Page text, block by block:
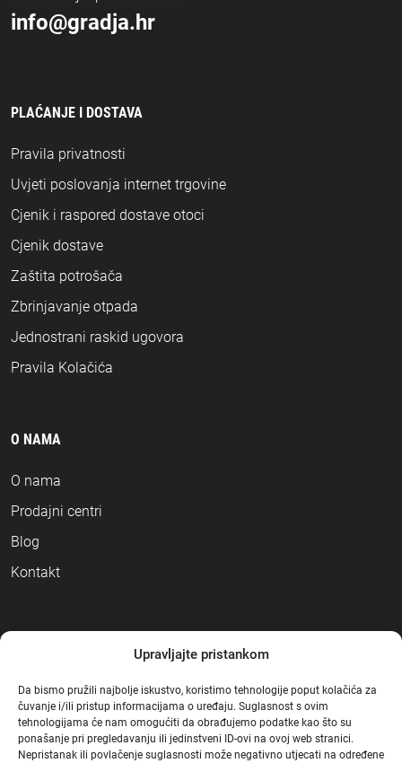
Upravljajte pristankom
Da bismo pružili najbolje iskustvo, koristimo tehnologije poput kolačića za
čuvanje i/ili pristup informacijama o uređaju. Suglasnost s ovim
tehnologijama će nam omogućiti da obrađujemo podatke kao što su
ponašanje pri pregledavanju ili jedinstveni ID-ovi na ovoj web stranici.
Nepristanak ili povlačenje suglasnosti može negativno utjecati na određene
info@gradja.hr
PLAĆANJE I DOSTAVA
Pravila privatnosti
Uvjeti poslovanja internet trgovine
Cjenik i raspored dostave otoci
Cjenik dostave
Zaštita potrošača
Zbrinjavanje otpada
Jednostrani raskid ugovora
Pravila Kolačića
O NAMA
O nama
Prodajni centri
Blog
Kontakt